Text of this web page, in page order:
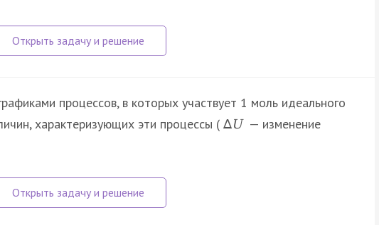
процессов, в которых участвует 1 моль идеального
характеризующих эти процессы ( ∆U — изменение